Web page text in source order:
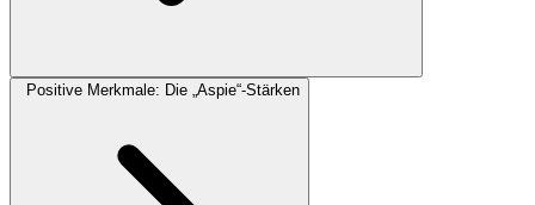
Positive Merkmale: Die „Aspie“-Stärken